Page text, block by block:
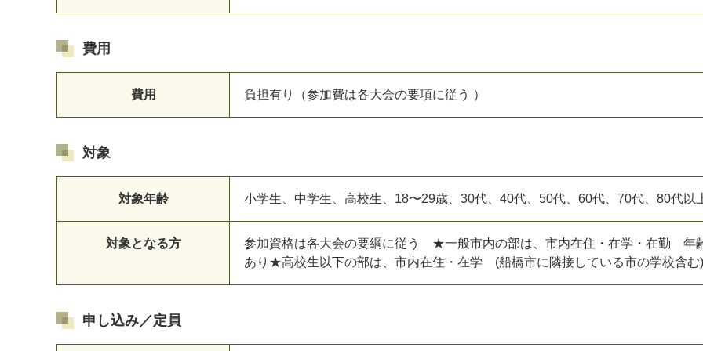
費用
費用 負担有り（参加費は各大会の要項に従う ）
対象
対象年齢 小学生、中学生、高校生、18〜29歳、30代、40代、50代、60代、70代、80代以
対象となる方
参加資格は各大会の要綱に従う ★一般市内の部は、市内在住・在学・在勤 年
あり★高校生以下の部は、市内在住・在学 (船橋市に隣接している市の学校含む)
申し込み／定員